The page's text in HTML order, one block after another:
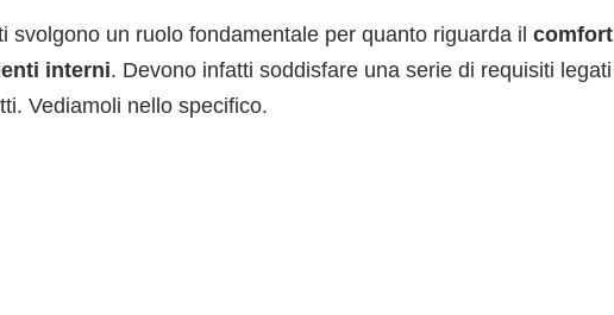
svolgono un ruolo fondamentale per quanto riguarda il comfort
interni. Devono infatti soddisfare una serie di requisiti legati
Vediamoli nello specifico.